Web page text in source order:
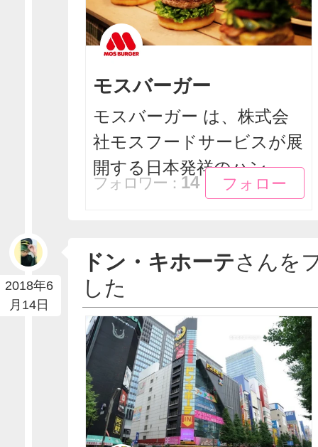
モスバーガー
モスバーガー は、株式会
社モスフードサービスが展
開する日本発祥のハン...
フォロー
フォロー
フォロワー： 14
2018年6
月14日
ドン・キホーテさんを
した